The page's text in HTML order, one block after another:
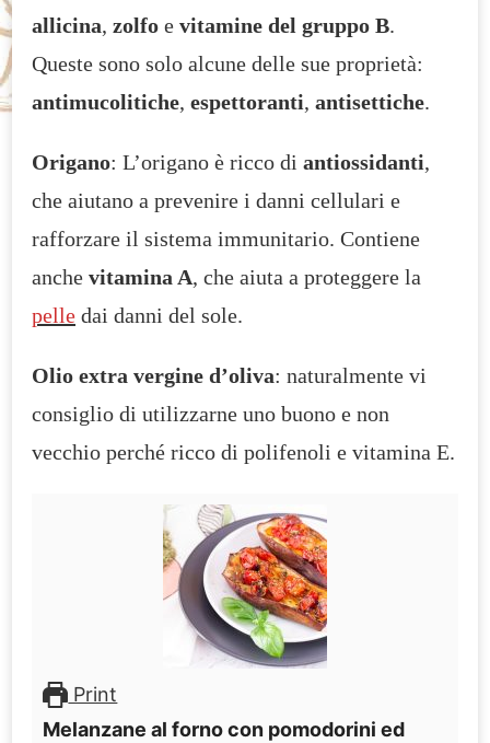
allicina, zolfo e vitamine del gruppo B.
Queste sono solo alcune delle sue proprietà:
antimucolitiche, espettoranti, antisettiche.
Origano: L’origano è ricco di antiossidanti,
che aiutano a prevenire i danni cellulari e
rafforzare il sistema immunitario. Contiene
anche vitamina A, che aiuta a proteggere la
pelle dai danni del sole.
Olio extra vergine d’oliva: naturalmente vi
consiglio di utilizzarne uno buono e non
vecchio perché ricco di polifenoli e vitamina E.
Print
Melanzane al forno con pomodorini ed